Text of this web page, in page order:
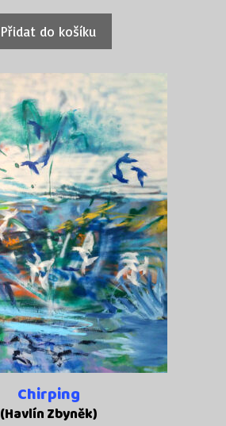
Přidat do košíku
Chirping
(Havlín Zbyněk)